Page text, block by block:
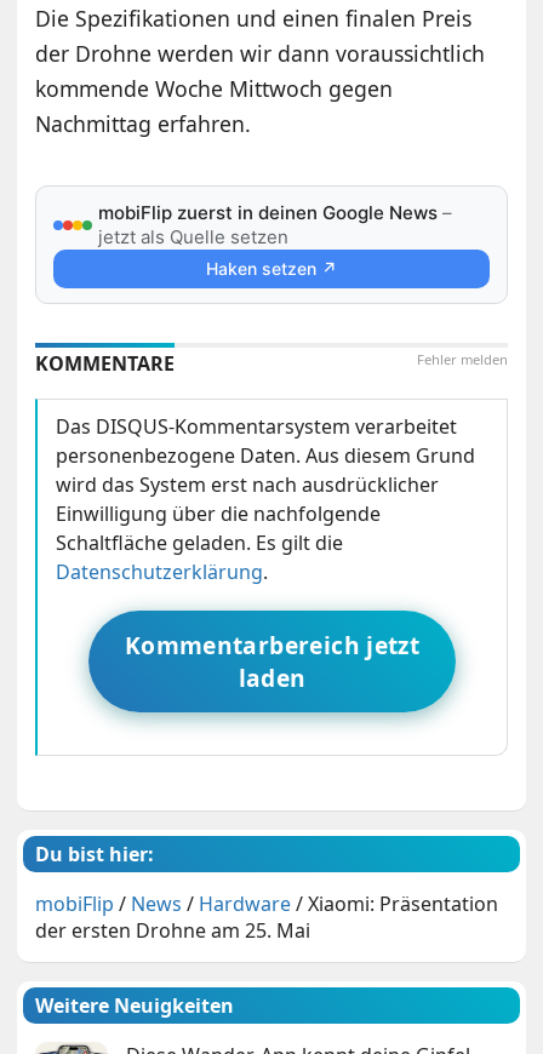
Die Spezifikationen und einen finalen Preis
der Drohne werden wir dann voraussichtlich
kommende Woche Mittwoch gegen
Nachmittag erfahren.
mobiFlip zuerst in deinen Google News –
jetzt als Quelle setzen
Haken setzen ↗
Fehler melden
KOMMENTARE
Das DISQUS-Kommentarsystem verarbeitet
personenbezogene Daten. Aus diesem Grund
wird das System erst nach ausdrücklicher
Einwilligung über die nachfolgende
Schaltfläche geladen. Es gilt die
Datenschutzerklärung.
Kommentarbereich jetzt
laden
Du bist hier:
mobiFlip / News / Hardware/Xiaomi: Präsentation
der ersten Drohne am 25. Mai
Weitere Neuigkeiten